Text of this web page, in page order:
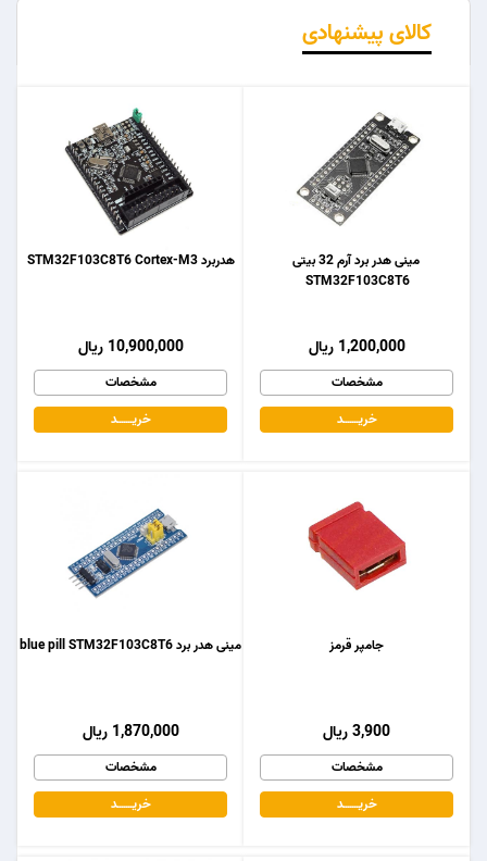
کالای پیشنهادی
هدربرد STM32F103C8T6 Cortex-M3
10,900,000 ریال
مشخصات
خریـــــــد
مینی هدر برد آرم 32 بیتی
STM32F103C8T6
1,200,000 ریال
مشخصات
خریـــــــد
مینی هدر برد blue pill STM32F103C8T6
1,870,000 ریال
مشخصات
خریـــــــد
جامپر قرمز
3,900 ریال
مشخصات
خریـــــــد